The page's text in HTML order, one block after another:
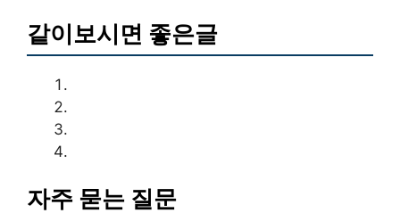
같이보시면 좋은글
자주 묻는 질문